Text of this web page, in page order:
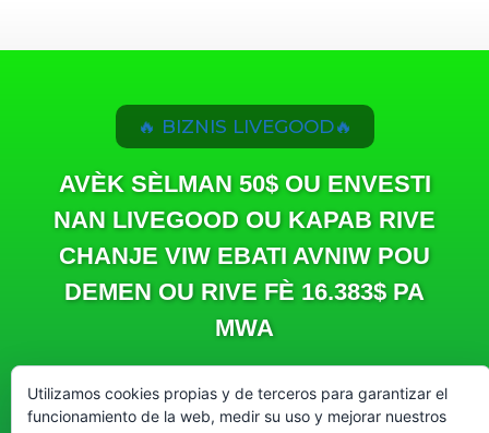
🔥 BIZNIS LIVEGOOD🔥
AVÈK SÈLMAN 50$ OU ENVESTI
NAN LIVEGOOD OU KAPAB RIVE
CHANJE VIW EBATI AVNIW POU
DEMEN OU RIVE FÈ 16.383$ PA
MWA
Utilizamos cookies propias y de terceros para garantizar el
funcionamiento de la web, medir su uso y mejorar nuestros